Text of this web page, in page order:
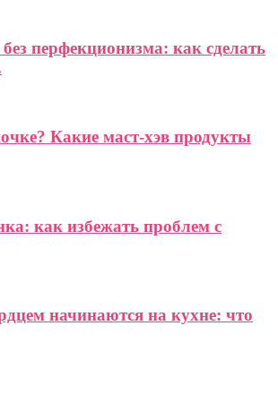
перфекционизма: как сделать
Какие маст-хэв продукты
как избежать проблем с
начинаются на кухне: что